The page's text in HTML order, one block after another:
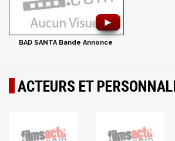
►
BAD SANTA Bande Annonce
ACTEURS ET